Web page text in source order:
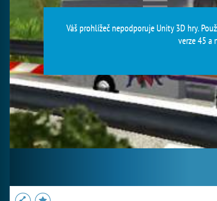
Váš prohlížeč nepodporuje Unity 3D hry.
verze 45 a